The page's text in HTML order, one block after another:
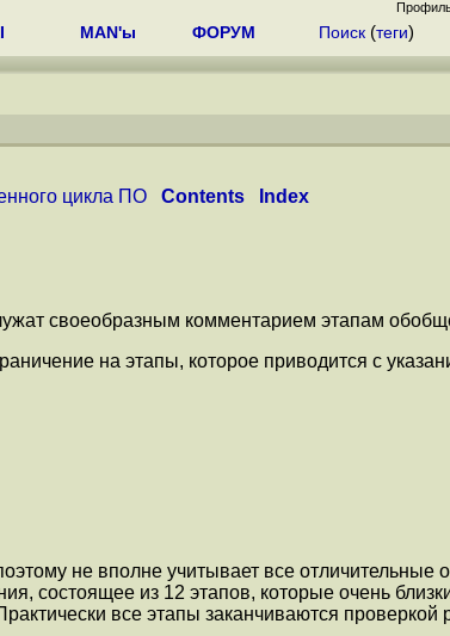
MAN'ы ФОРУМ Поиск (теги)
цикла ПО Contents Index
своеобразным комментарием этапам
на этапы, которое приводится с
не вполне учитывает все отличительные
состоящее из 12 этапов, которые очень
все этапы заканчиваются проверкой